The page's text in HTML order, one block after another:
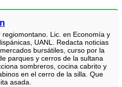
regiomontano. Lic. en Economía y
UANL. Redacta noticias
bursátiles, curso por la
parques y cerros de la sultana
sombreros, cocina cabrito y
en el cerro de la silla. Que
asada.